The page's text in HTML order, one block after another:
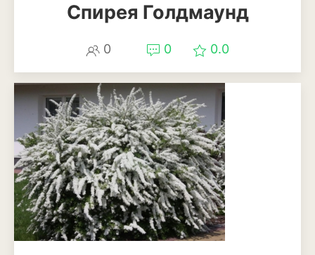
Спирея Голдмаунд
0 0 0.0